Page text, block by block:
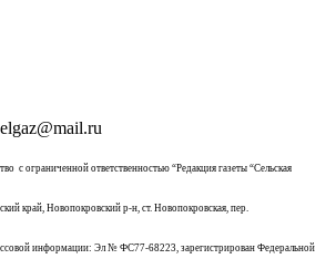
с ограниченной ответственностью “Редакция газеты “Сельская
край, Новопокровский р-н, ст. Новопокровская, пер.
информации: Эл № ФС77-68223, зарегистрирован Федеральной